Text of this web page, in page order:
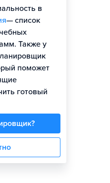
в
— список
Также у
поможет
готовый